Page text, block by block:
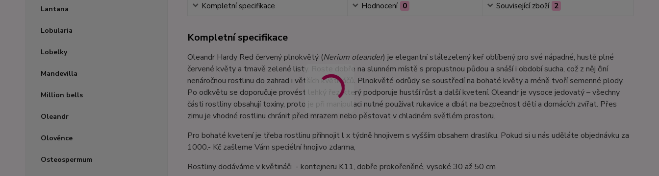
Lantana
Lobularia
Lobelky
Mandevilla
Million bells
Oleandr
Olověnce
Osteospermum
Kompletní specifikace Hodnocení 0 Související zboží 2
Kompletní specifikace
Oleandr Hardy Red červený plnokvětý (Nerium oleander) je elegantní stálezelený keř oblíbený pro své nápadné, hustě plné
červené květy a tmavě zelené listy. Roste dobře na slunném místě s propustnou půdou a snáší i období sucha, což z něj činí
nenáročnou rostlinu do zahrad i větších květináčů. Plnokvěté odrůdy se soustředí na bohaté květy a méně tvoří semenné plody.
Po odkvětu se doporučuje provést lehký řez, který podporuje hustší růst a další kvetení. Oleandr je vysoce jedovatý – všechny
části rostliny obsahují toxiny, proto je při manipulaci nutné používat rukavice a dbát na bezpečnost dětí a domácích zvířat. Přes
zimu je vhodné rostlinu chránit před mrazem nebo pěstovat v chladném světlém prostoru.
Pro bohaté kvetení je třeba rostlinu přihnojit l x týdně hnojivem s vyšším obsahem draslíku. Pokud si u nás uděláte objednávku za
1000.- Kč zašleme Vám speciélní hnojivo zdarma,
Rostliny dodáváme v květináči - kontejneru K11, dobře prokořeněné, vysoké 30 až 50 cm